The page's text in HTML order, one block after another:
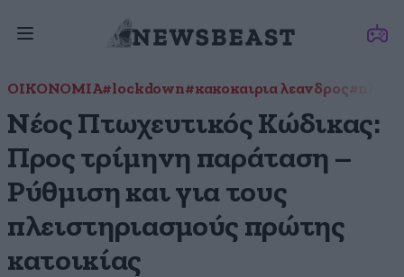
ΟΙΚΟΝΟΜΙΑ#lockdown#κακοκαιρια λεανδρος
Νέος Πτωχευτικός Κώδικας:
Προς τρίμηνη παράταση –
Ρύθμιση και για τους
πλειστηριασμούς πρώτης
κατοικίας